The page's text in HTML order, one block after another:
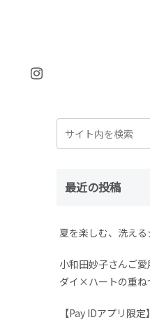
最近の投稿
夏を楽しむ、洗え
小和田妙子さんご
ダイ×ハートの重ね
【Pay IDアプリ限